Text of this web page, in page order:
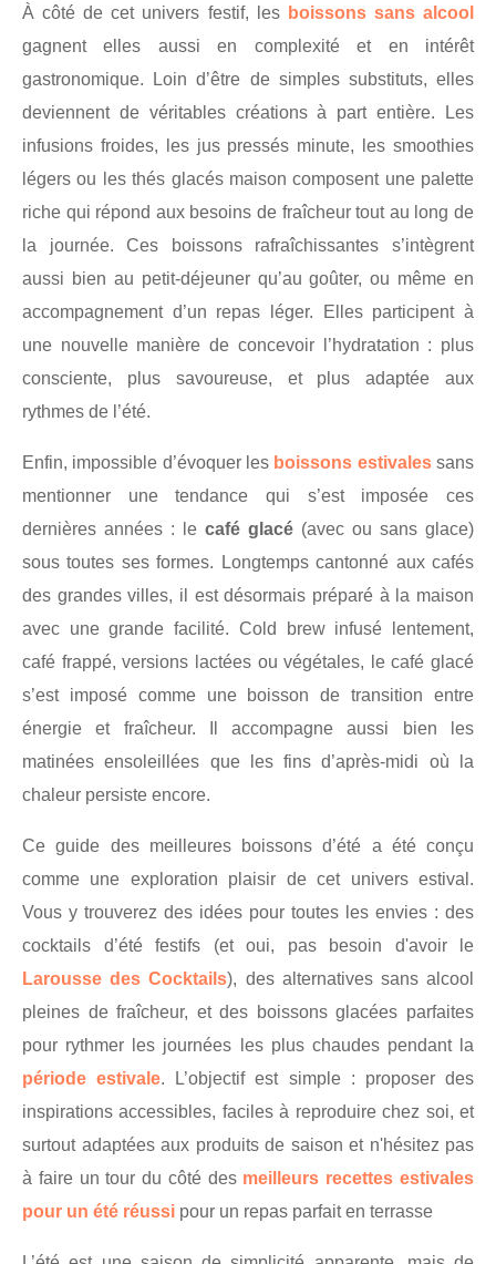
À côté de cet univers festif, les boissons sans alcool
gagnent elles aussi en complexité et en intérêt
gastronomique. Loin d’être de simples substituts, elles
deviennent de véritables créations à part entière. Les
infusions froides, les jus pressés minute, les smoothies
légers ou les thés glacés maison composent une palette
riche qui répond aux besoins de fraîcheur tout au long de
la journée. Ces boissons rafraîchissantes s’intègrent
aussi bien au petit-déjeuner qu’au goûter, ou même en
accompagnement d’un repas léger. Elles participent à
une nouvelle manière de concevoir l’hydratation : plus
consciente, plus savoureuse, et plus adaptée aux
rythmes de l’été.
Enfin, impossible d’évoquer les boissons estivalessans
mentionner une tendance qui s’est imposée ces
dernières années : le café glacé (avec ou sans glace)
sous toutes ses formes. Longtemps cantonné aux cafés
des grandes villes, il est désormais préparé à la maison
avec une grande facilité. Cold brew infusé lentement,
café frappé, versions lactées ou végétales, le café glacé
s’est imposé comme une boisson de transition entre
énergie et fraîcheur. Il accompagne aussi bien les
matinées ensoleillées que les fins d’après-midi où la
chaleur persiste encore.
Ce guide des meilleures boissons d’été a été conçu
comme une exploration plaisir de cet univers estival.
Vous y trouverez des idées pour toutes les envies : des
cocktails d’été festifs (et oui, pas besoin d'avoir le
Larousse des Cocktails), des alternatives sans alcool
pleines de fraîcheur, et des boissons glacées parfaites
pour rythmer les journées les plus chaudes pendant la
période estivale. L’objectif est simple : proposer des
inspirations accessibles, faciles à reproduire chez soi, et
surtout adaptées aux produits de saison et n'hésitez pas
à faire un tour du côté des meilleurs recettes estivales
pour un été réussi pour un repas parfait en terrasse